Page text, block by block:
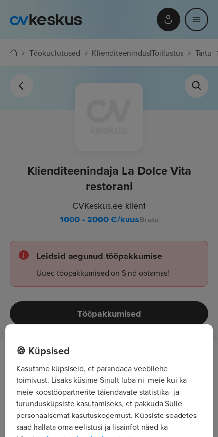
Töökuulutused Klienditeenindus|Toitlustus Tartu
Klienditeenindaja La Dolce Vita
restorani
CVKeskus.ee klient
1000 - 2000€/kuusBruto
Leidsid aegunud tööpakkumise
Uued tööpakkumised on Sind ootamas!
Tööpakkumised
Töö kirjeldus
Otsime oma Itaalia restorani, La Dolce Vita
töökasse kollektiivi energilisi, aktiivseid ja
positiivse ellusuhtumisega teenindajaid. Pakume
tööd nii täistööajaga kandidaatidele, kui ka
🍪 Küpsised
Kasutame küpsiseid, et parandada veebilehe
toimivust. Lisaks küsime Sinult luba nii meie kui ka
meie koostööpartnerite täiendavate statistika- ja
turundusküpsiste kasutamiseks, et pakkuda Sulle
personaalsemat kasutuskogemust. Küpsiste seadetes
saad hallata oma eelistusi ja lisainfot näed ka